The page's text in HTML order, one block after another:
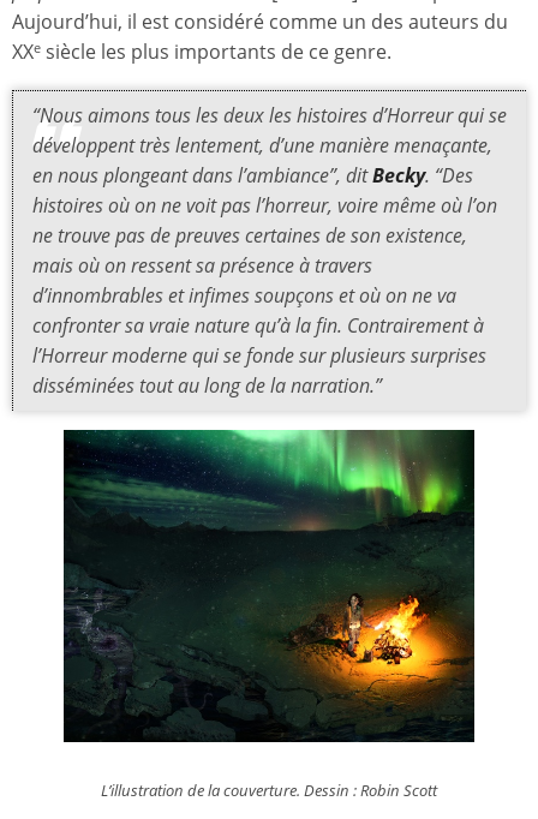
Aujourd’hui, il est considéré comme un des auteurs du
XXe siècle les plus importants de ce genre.
“Nous aimons tous les deux les histoires d’Horreur qui se
développent très lentement, d’une manière menaçante,
en nous plongeant dans l’ambiance”, ditBecky. “Des
histoires où on ne voit pas l’horreur, voire même où l’on
ne trouve pas de preuves certaines de son existence,
mais où on ressent sa présence à travers
d’innombrables et infimes soupçons et où on ne va
confronter sa vraie nature qu’à la fin. Contrairement à
l’Horreur moderne qui se fonde sur plusieurs surprises
disséminées tout au long de la narration.”
L’illustration de la couverture. Dessin : Robin Scott